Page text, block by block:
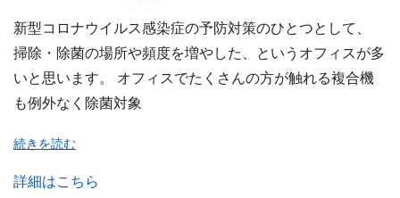
新型コロナウイルス感染症の予防対策のひとつとして、
掃除・除菌の場所や頻度を増やした、というオフィスが多
いと思います。 オフィスでたくさんの方が触れる複合機
も例外なく除菌対象
続きを読む
詳細はこちら